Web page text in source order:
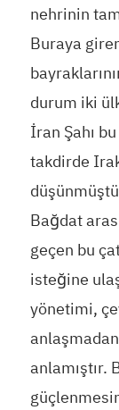
nehrinin
Buraya
durum iki
İran Şahı
takdirde
Bağdat
geçen bu
isteğine
yönetimi,
anlamıştır.